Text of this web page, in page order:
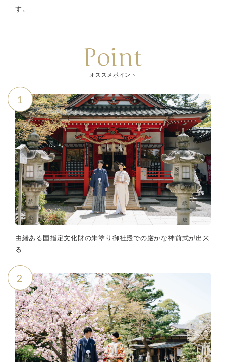
す。
Point
オススメポイント
1
由緒ある国指定文化財の朱塗り御社殿での厳かな神前式が出来
る
2